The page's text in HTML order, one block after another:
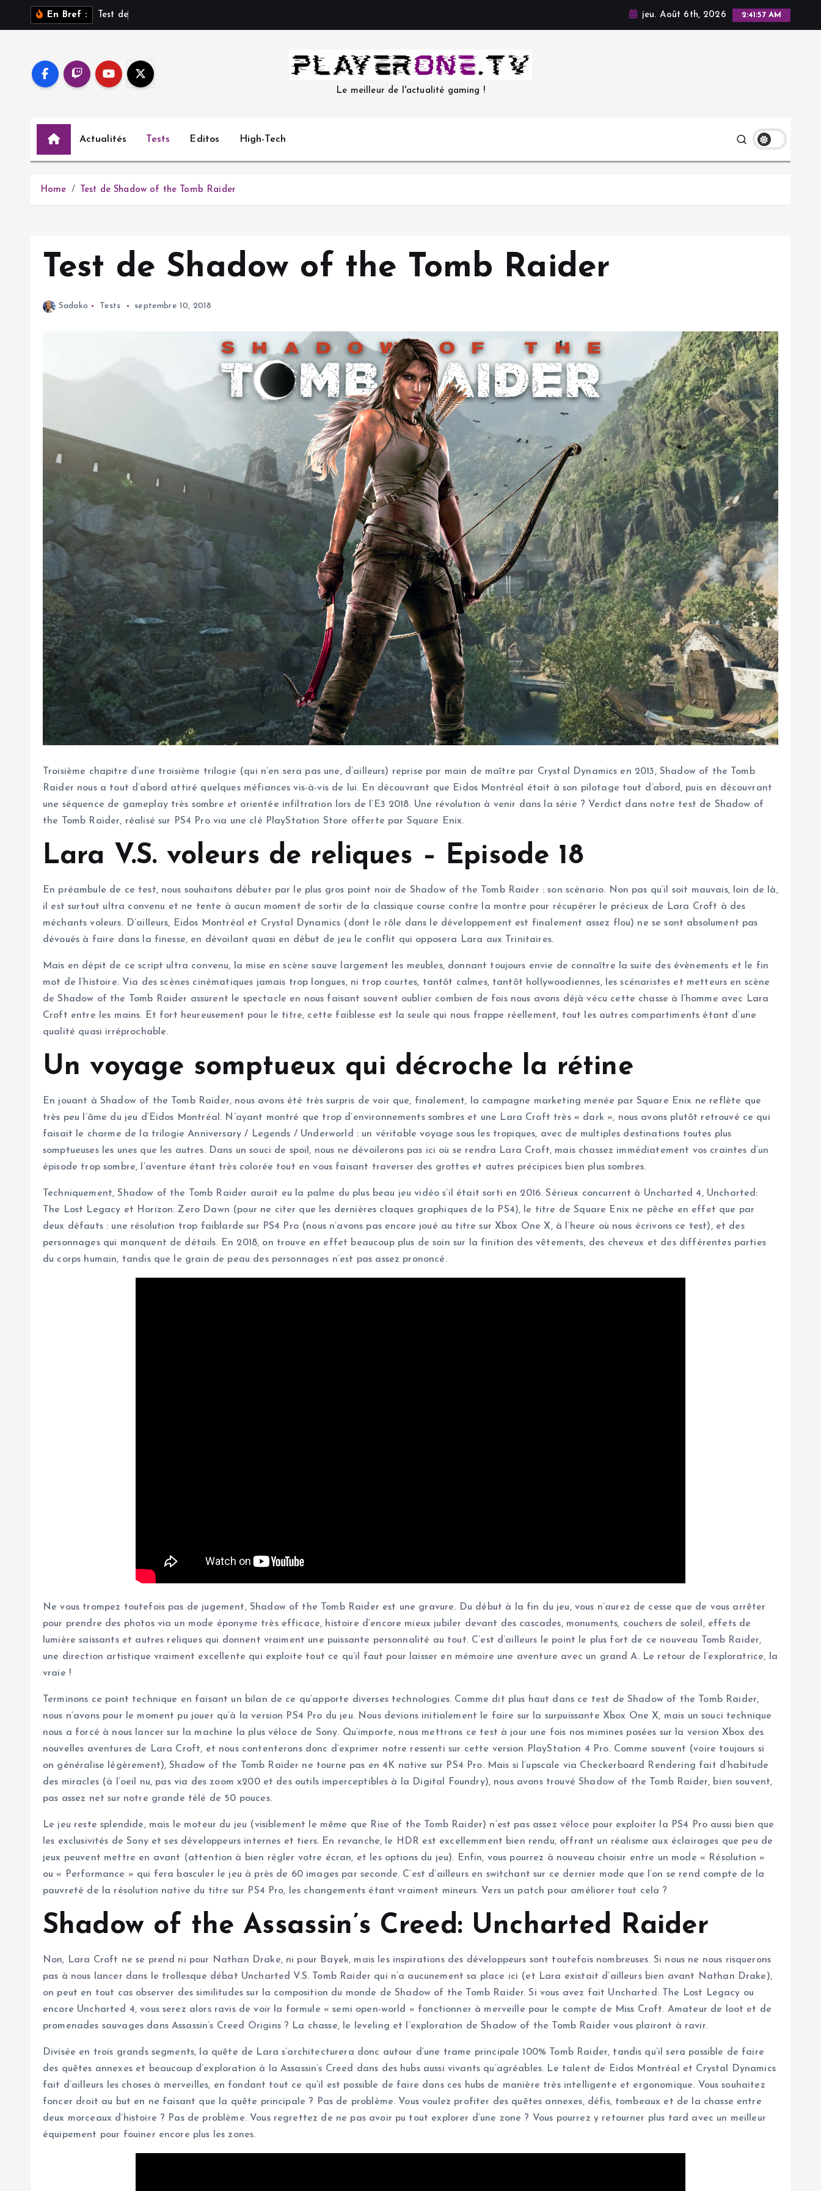
En Bref : est d e jeu. Août 6th, 2026 2:41:58 AM
Le meilleur de l'actualité gaming !
Actualités Tests Editos High-Tech
Home Test de Shadow of the Tomb Raider
Test de Shadow of the Tomb Raider
Sadako Tests septembre 10, 2018
Troisième chapitre d’une troisième trilogie (qui n’en sera pas une, d’ailleurs) reprise par main de maître par Crystal Dynamics en 2013, Shadow of the Tomb
Raider nous a tout d’abord attiré quelques méfiances vis-à-vis de lui. En découvrant que Eidos Montréal était à son pilotage tout d’abord, puis en découvrant
une séquence de gameplay très sombre et orientée infiltration lors de l’E3 2018. Une révolution à venir dans la série ? Verdict dans notre test de Shadow of
the Tomb Raider, réalisé sur PS4 Pro via une clé PlayStation Store offerte par Square Enix.
Lara V.S. voleurs de reliques – Episode 18
En préambule de ce test, nous souhaitons débuter par le plus gros point noir de Shadow of the Tomb Raider : son scénario. Non pas qu’il soit mauvais, loin de là,
il est surtout ultra convenu et ne tente à aucun moment de sortir de la classique course contre la montre pour récupérer le précieux de Lara Croft à des
méchants voleurs. D’ailleurs, Eidos Montréal et Crystal Dynamics (dont le rôle dans le développement est finalement assez flou) ne se sont absolument pas
dévoués à faire dans la finesse, en dévoilant quasi en début de jeu le conflit qui opposera Lara aux Trinitaires.
Mais en dépit de ce script ultra convenu, la mise en scène sauve largement les meubles, donnant toujours envie de connaître la suite des évènements et le fin
mot de l’histoire. Via des scènes cinématiques jamais trop longues, ni trop courtes, tantôt calmes, tantôt hollywoodiennes, les scénaristes et metteurs en scène
de Shadow of the Tomb Raider assurent le spectacle en nous faisant souvent oublier combien de fois nous avons déjà vécu cette chasse à l’homme avec Lara
Croft entre les mains. Et fort heureusement pour le titre, cette faiblesse est la seule qui nous frappe réellement, tout les autres compartiments étant d’une
qualité quasi irréprochable.
Un voyage somptueux qui décroche la rétine
En jouant à Shadow of the Tomb Raider, nous avons été très surpris de voir que, finalement, la campagne marketing menée par Square Enix ne reflète que
très peu l’âme du jeu d’Eidos Montréal. N’ayant montré que trop d’environnements sombres et une Lara Croft très « dark », nous avons plutôt retrouvé ce qui
faisait le charme de la trilogie Anniversary / Legends / Underworld : un véritable voyage sous les tropiques, avec de multiples destinations toutes plus
somptueuses les unes que les autres. Dans un souci de spoil, nous ne dévoilerons pas ici où se rendra Lara Croft, mais chassez immédiatement vos craintes d’un
épisode trop sombre, l’aventure étant très colorée tout en vous faisant traverser des grottes et autres précipices bien plus sombres.
Techniquement, Shadow of the Tomb Raider aurait eu la palme du plus beau jeu vidéo s’il était sorti en 2016. Sérieux concurrent à Uncharted 4, Uncharted:
The Lost Legacy et Horizon: Zero Dawn (pour ne citer que les dernières claques graphiques de la PS4), le titre de Square Enix ne pêche en effet que par
deux défauts : une résolution trop faiblarde sur PS4 Pro (nous n’avons pas encore joué au titre sur Xbox One X, à l’heure où nous écrivons ce test), et des
personnages qui manquent de détails. En 2018, on trouve en effet beaucoup plus de soin sur la finition des vêtements, des cheveux et des différentes parties
du corps humain, tandis que le grain de peau des personnages n’est pas assez prononcé.
Ne vous trompez toutefois pas de jugement, Shadow of the Tomb Raider est une gravure. Du début à la fin du jeu, vous n’aurez de cesse que de vous arrêter
pour prendre des photos via un mode éponyme très efficace, histoire d’encore mieux jubiler devant des cascades, monuments, couchers de soleil, effets de
lumière saissants et autres reliques qui donnent vraiment une puissante personnalité au tout. C’est d’ailleurs le point le plus fort de ce nouveau Tomb Raider,
une direction artistique vraiment excellente qui exploite tout ce qu’il faut pour laisser en mémoire une aventure avec un grand A. Le retour de l’exploratrice, la
vraie !
Terminons ce point technique en faisant un bilan de ce qu’apporte diverses technologies. Comme dit plus haut dans ce test de Shadow of the Tomb Raider,
nous n’avons pour le moment pu jouer qu’à la version PS4 Pro du jeu. Nous devions initialement le faire sur la surpuissante Xbox One X, mais un souci technique
nous a forcé à nous lancer sur la machine la plus véloce de Sony. Qu’importe, nous mettrons ce test à jour une fois nos mimines posées sur la version Xbox des
nouvelles aventures de Lara Croft, et nous contenterons donc d’exprimer notre ressenti sur cette version PlayStation 4 Pro. Comme souvent (voire toujours si
on généralise légèrement), Shadow of the Tomb Raider ne tourne pas en 4K native sur PS4 Pro. Mais si l’upscale via Checkerboard Rendering fait d’habitude
des miracles (à l’oeil nu, pas via des zoom x200 et des outils imperceptibles à la Digital Foundry), nous avons trouvé Shadow of the Tomb Raider, bien souvent,
pas assez net sur notre grande télé de 50 pouces.
Le jeu reste splendide, mais le moteur du jeu (visiblement le même que Rise of the Tomb Raider) n’est pas assez véloce pour exploiter la PS4 Pro aussi bien que
les exclusivités de Sony et ses développeurs internes et tiers. En revanche, le HDR est excellemment bien rendu, offrant un réalisme aux éclairages que peu de
jeux peuvent mettre en avant (attention à bien régler votre écran, et les options du jeu). Enfin, vous pourrez à nouveau choisir entre un mode « Résolution »
ou « Performance » qui fera basculer le jeu à près de 60 images par seconde. C’est d’ailleurs en switchant sur ce dernier mode que l’on se rend compte de la
pauvreté de la résolution native du titre sur PS4 Pro, les changements étant vraiment mineurs. Vers un patch pour améliorer tout cela ?
Shadow of the Assassin’s Creed: Uncharted Raider
Non, Lara Croft ne se prend ni pour Nathan Drake, ni pour Bayek, mais les inspirations des développeurs sont toutefois nombreuses. Si nous ne nous risquerons
pas à nous lancer dans le trollesque débat Uncharted V.S. Tomb Raider qui n’a aucunement sa place ici (et Lara existait d’ailleurs bien avant Nathan Drake),
on peut en tout cas observer des similitudes sur la composition du monde de Shadow of the Tomb Raider. Si vous avez fait Uncharted: The Lost Legacy ou
encore Uncharted 4, vous serez alors ravis de voir la formule « semi open-world » fonctionner à merveille pour le compte de Miss Croft. Amateur de loot et de
promenades sauvages dans Assassin’s Creed Origins ? La chasse, le leveling et l’exploration de Shadow of the Tomb Raider vous plairont à ravir.
Divisée en trois grands segments, la quête de Lara s’architecturera donc autour d’une trame principale 100% Tomb Raider, tandis qu’il sera possible de faire
des quêtes annexes et beaucoup d’exploration à la Assassin’s Creed dans des hubs aussi vivants qu’agréables. Le talent de Eidos Montréal et Crystal Dynamics
fait d’ailleurs les choses à merveilles, en fondant tout ce qu’il est possible de faire dans ces hubs de manière très intelligente et ergonomique. Vous souhaitez
foncer droit au but en ne faisant que la quête principale ? Pas de problème. Vous voulez profiter des quêtes annexes, défis, tombeaux et de la chasse entre
deux morceaux d’histoire ? Pas de problème. Vous regrettez de ne pas avoir pu tout explorer d’une zone ? Vous pourrez y retourner plus tard avec un meilleur
équipement pour fouiner encore plus les zones.